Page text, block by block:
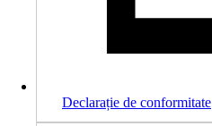
Declarație de conformitate